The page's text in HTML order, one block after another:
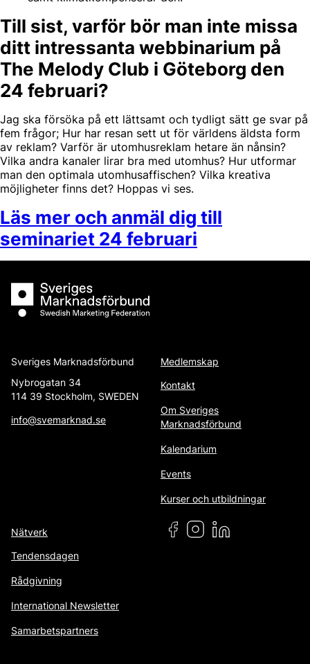
Till sist, varför bör man inte missa
ditt intressanta webbinarium på
The Melody Club i Göteborg den
24 februari?
Jag ska försöka på ett lättsamt och tydligt sätt ge svar på
fem frågor; Hur har resan sett ut för världens äldsta form
av reklam? Varför är utomhusreklam hetare än nånsin?
Vilka andra kanaler lirar bra med utomhus? Hur utformar
man den optimala utomhusaffischen? Vilka kreativa
möjligheter finns det? Hoppas vi ses.
Läs mer och anmäl dig till
seminariet 24 februari
Sveriges Marknadsförbund
Sveriges Marknadsförbund
Nybrogatan 34
114 39 Stockholm, SWEDEN
info@svemarknad.se
Medlemskap
Kontakt
Om Sveriges
Marknadsförbund
Kalendarium
Events
Kurser och utbildningar
Nätverk
Tendensdagen
Rådgivning
International Newsletter
Samarbetspartners